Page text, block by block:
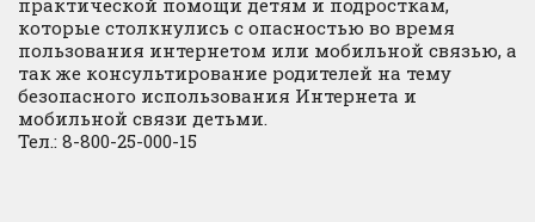
которые столкнулись с опасностью во время
пользования интернетом или мобильной связью, а
так же консультирование родителей на тему
безопасного использования Интернета и
мобильной связи детьми.
Тел.: 8-800-25-000-15